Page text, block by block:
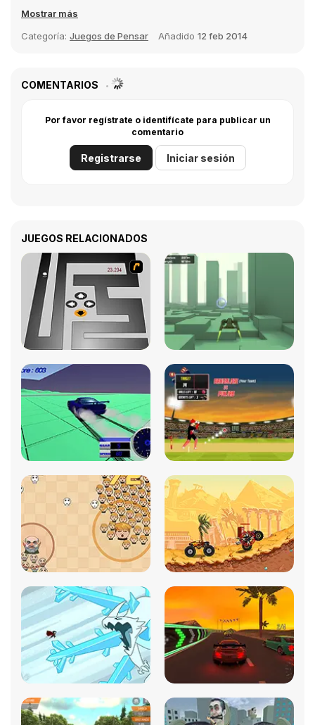
Mostrar más
Categoría: Juegos de Pensar Añadido 12 feb 2014
COMENTARIOS
Por favor regístrate o identifícate para publicar un
comentario
Registrarse Iniciar sesión
JUEGOS RELACIONADOS